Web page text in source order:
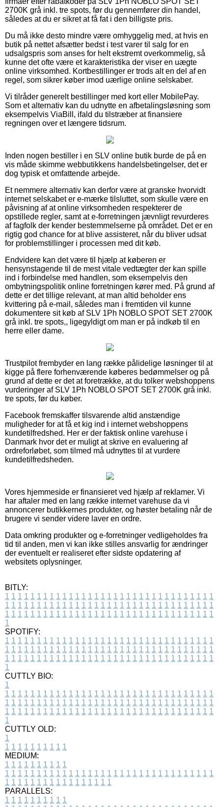
2700K grå inkl. tre spots, før du gennemfører din handel,
således at du er sikret at få fat i den billigste pris.
Du må ikke desto mindre være omhyggelig med, at hvis en
butik på nettet afsætter bedst i test varer til salg for en
udsalgspris som anses for helt ekstremt overkommelig, så
kunne det ofte være et karakteristika der viser en uægte
online virksomhed. Kortbestillinger er trods alt en del af en
regel, som sikrer køber imod uærlige online selskaber.
Vi tilråder generelt bestillinger med kort eller MobilePay.
Som et alternativ kan du udnytte en afbetalingsløsning som
eksempelvis ViaBill, ifald du tilstræber at finansiere
regningen over et længere tidsrum.
Inden nogen bestiller i en SLV online butik burde de på en
vis måde skimme webbutikkens handelsbetingelser, det er
dog typisk et omfattende arbejde.
Et nemmere alternativ kan derfor være at granske hvorvidt
internet selskabet er e-mærke tilsluttet, som skulle være en
påvisning af at online virksomheden respekterer de
opstillede regler, samt at e-forretningen jævnligt revurderes
af fagfolk der kender bestemmelserne på området. Det er en
rigtig god chance for at blive assisteret, når du bliver udsat
for problemstillinger i processen med dit køb.
Endvidere kan det være til hjælp at køberen er
hensynstagende til de mest vitale vedtægter der kan spille
ind i forbindelse med handlen, som eksempelvis den
ombytningspolitik online forretningen kører med. På grund af
dette er det tillige relevant, at man altid beholder ens
kvittering på e-mail, således man i fremtiden vil kunne
dokumentere sit køb af SLV 1Ph NOBLO SPOT SET 2700K
grå inkl. tre spots,, ligegyldigt om man er på indkøb til en
herre eller dame.
Trustpilot frembyder en lang række pålidelige løsninger til at
kigge på flere forhenværende køberes bedømmelser og på
grund af dette er det at foretrække, at du tolker webshoppens
vurderinger af SLV 1Ph NOBLO SPOT SET 2700K grå inkl.
tre spots, før du køber.
Facebook fremskaffer tilsvarende altid anstændige
muligheder for at få et kig ind i internet webshoppens
kundetilfredshed. Her er der faktisk online varehuse i
Danmark hvor det er muligt at skrive en evaluering af
ordreforløbet, som tilmed må udnyttes til at vurdere
kundetilfredsheden.
Vores hjemmeside er finansieret ved hjælp af reklamer. Vi
har aftaler med en lang række internet varehuse da vi
annoncerer butikkernes produkter, og høster betaling når de
brugere vi sender videre laver en ordre.
Data omkring produkter og e-forretninger vedligeholdes fra
tid til anden, men vi kan ikke stilles ansvarlig for ændringer
der eventuelt er realiseret efter sidste opdatering af
websitets oplysninger.
BITLY:
1 1 1 1 1 1 1 1 1 1 1 1 1 1 1 1 1 1 1 1 1 1 1 1 1 1 1 1 1 1 1 1 1
1 1 1 1 1 1 1 1 1 1 1 1 1 1 1 1 1 1 1 1 1 1 1 1 1 1 1 1 1 1 1 1 1
1 1 1 1 1 1 1 1 1 1 1 1 1 1 1 1 1 1 1 1 1 1 1 1 1 1 1 1 1 1 1 1 1
1
SPOTIFY:
1 1 1 1 1 1 1 1 1 1 1 1 1 1 1 1 1 1 1 1 1 1 1 1 1 1 1 1 1 1 1 1 1
1 1 1 1 1 1 1 1 1 1 1 1 1 1 1 1 1 1 1 1 1 1 1 1 1 1 1 1 1 1 1 1 1
1 1 1 1 1 1 1 1 1 1 1 1 1 1 1 1 1 1 1 1 1 1 1 1 1 1 1 1 1 1 1 1 1
1
CUTTLY BIO:
1
1 1 1 1 1 1 1 1 1 1 1 1 1 1 1 1 1 1 1 1 1 1 1 1 1 1 1 1 1 1 1 1 1
1 1 1 1 1 1 1 1 1 1 1 1 1 1 1 1 1 1 1 1 1 1 1 1 1 1 1 1 1 1 1 1 1
1 1 1 1 1 1 1 1 1 1 1 1 1 1 1 1 1 1 1 1 1 1 1 1 1 1 1 1 1 1 1 1 1
1
CUTTLY OLD:
1
1 1 1 1 1 1 1 1 1 1
MEDIUM:
1 1 1 1 1 1 1 1 1 1
1 1 1 1 1 1 1 1 1 1 1 1 1 1 1 1 1 1 1 1 1 1 1 1 1 1 1 1 1 1 1 1 1
1 1 1 1 1 1 1 1 1 1 1 1 1 1 1 1 1
PARALLELS:
1 1 1 1 1 1 1 1 1 1